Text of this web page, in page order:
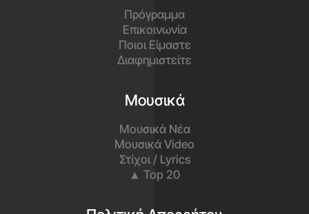
Πρόγραμμα
Επικοινωνία
Ποιοι Είμαστε
Διαφημιστείτε
Μουσικά
Μουσικά Νέα
Μουσικά Video
Στίχοι / Lyrics
▲ Top 20